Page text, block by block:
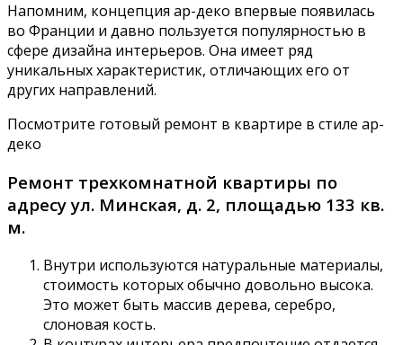
Напомним, концепция ар-деко впервые появилась
во Франции и давно пользуется популярностью в
сфере дизайна интерьеров. Она имеет ряд
уникальных характеристик, отличающих его от
других направлений.
Посмотрите готовый ремонт в квартире в стиле ар-
деко
Ремонт трехкомнатной квартиры по
адресу ул. Минская, д. 2, площадью 133 кв.
м.
Внутри используются натуральные материалы,
стоимость которых обычно довольно высока.
Это может быть массив дерева, серебро,
слоновая кость.